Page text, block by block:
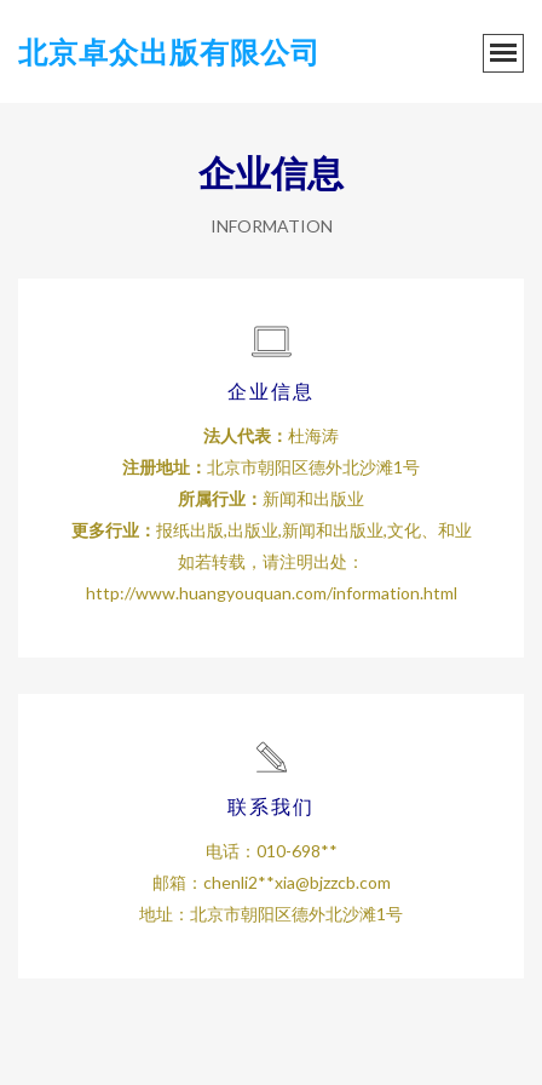
北京卓众出版有限公司
企业信息
INFORMATION
企业信息
法人代表： 杜海涛
注册地址： 北京市朝阳区德外北沙滩1号
所属行业： 新闻和出版业
更多行业： 报纸出版,出版业,新闻和出版业,文化、和业
如若转载，请注明出处：
http://www.huangyouquan.com/information.html
联系我们
电话：010-698**
邮箱：chenli2**xia@bjzzcb.com
地址：北京市朝阳区德外北沙滩1号